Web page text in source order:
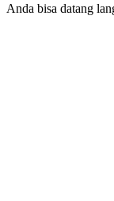
Anda bisa datang